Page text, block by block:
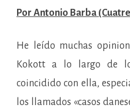
Por Antonio Barba
He leído muchas
Kokott a lo largo de
coincidido con ella,
los llamados «casos